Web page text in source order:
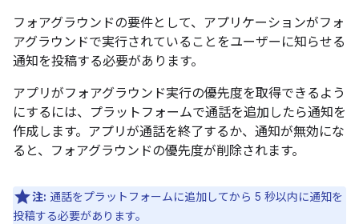
フォアグラウンドの要件として、アプリケーションがフォ
アグラウンドで実行されていることをユーザーに知らせる
通知を投稿する必要があります。
アプリがフォアグラウンド実行の優先度を取得できるよう
にするには、プラットフォームで通話を追加したら通知を
作成します。アプリが通話を終了するか、通知が無効にな
ると、フォアグラウンドの優先度が削除されます。
注: 通話をプラットフォームに追加してから 5 秒以内に通知を
投稿する必要があります。